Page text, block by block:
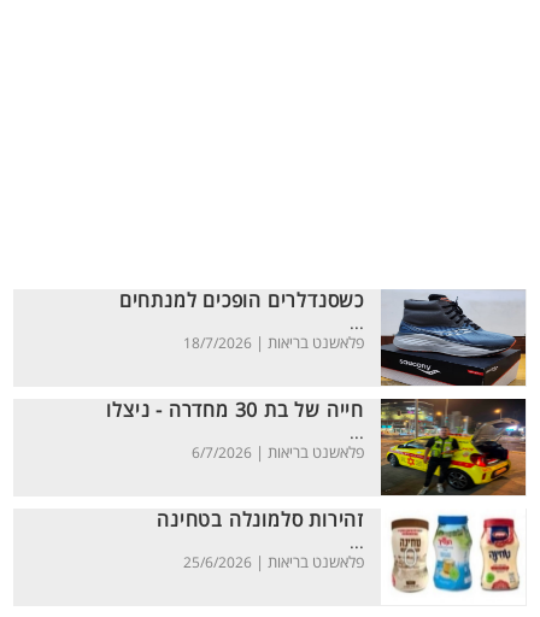
כשסנדלרים הופכים למנתחים
...
פלאשנט בריאות | 18/7/2026
חייה של בת 30 מחדרה - ניצלו
...
פלאשנט בריאות | 6/7/2026
זהירות סלמונלה בטחינה
...
פלאשנט בריאות | 25/6/2026